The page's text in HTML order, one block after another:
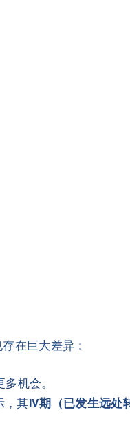
在巨大差异：
机会。
，其IV期（已发生远处